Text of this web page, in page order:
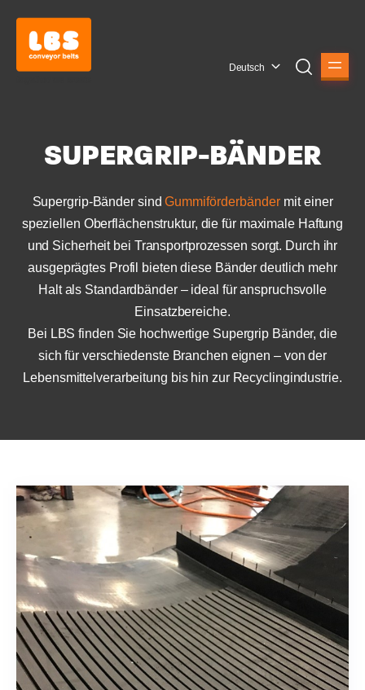
Deutsch
SUPERGRIP-BÄNDER
Supergrip-Bänder sindGummiförderbänder mit einer
speziellen Oberflächenstruktur, die für maximale Haftung
und Sicherheit bei Transportprozessen sorgt. Durch ihr
ausgeprägtes Profil bieten diese Bänder deutlich mehr
Halt als Standardbänder – ideal für anspruchsvolle
Einsatzbereiche.
Bei LBS finden Sie hochwertige Supergrip Bänder, die
sich für verschiedenste Branchen eignen – von der
Lebensmittelverarbeitung bis hin zur Recyclingindustrie.